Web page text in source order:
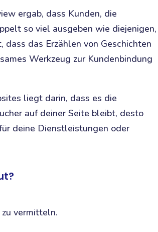
ergab, dass Kunden, die
so viel ausgeben wie diejenigen,
das Erzählen von Geschichten
Werkzeug zur Kundenbindung
liegt darin, dass es die
auf deiner Seite bleibt, desto
deine Dienstleistungen oder
vermitteln.